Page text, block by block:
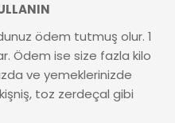
ödem tutmuş olur. 1
Ödem ise size fazla kilo
ve yemeklerinizde
kişniş, toz zerdeçal gibi